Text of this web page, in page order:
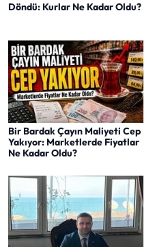
Döndü: Kurlar Ne Kadar Oldu?
Bir Bardak Çayın Maliyeti Cep
Yakıyor: Marketlerde Fiyatlar
Ne Kadar Oldu?